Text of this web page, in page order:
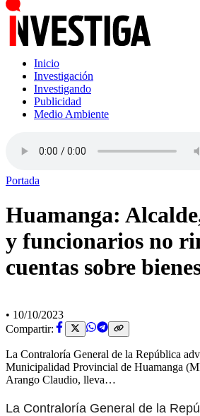
Inicio
Investigación
Investigando
Publicidad
Medio Ambiente
Portada
Huamanga:
y funcionarios no
cuentas sobre
• 10/10/2023
Compartir:
La Contraloría General de la República
Municipalidad Provincial de Huamanga
Arango Claudio, lleva…
La Contraloría General de la